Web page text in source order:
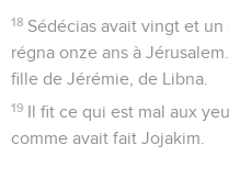
18 Sédécias avait vingt et
régna onze ans à
fille de Jérémie, de Libna.
19 Il fit ce qui est mal aux
comme avait fait Jojakim.